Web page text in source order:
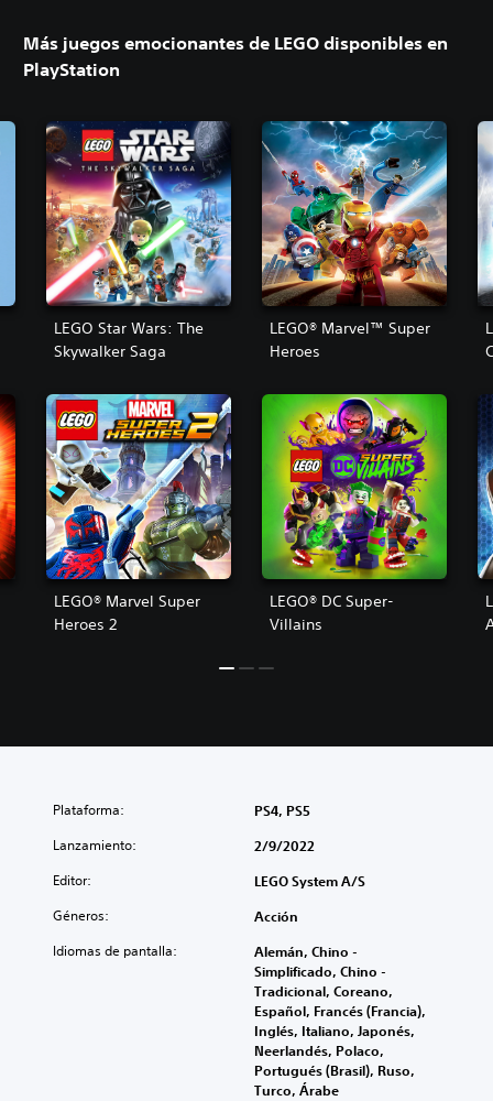
Más juegos emocionantes de LEGO disponibles en
PlayStation
LEGO Star Wars: The
Skywalker Saga
LEGO® Marvel™ Super
Heroes
LEGO® Marvel Super
Heroes 2
LEGO® DC Super-
Villains
Plataforma: PS4, PS5
Lanzamiento: 2/9/2022
Editor: LEGO System A/S
Géneros: Acción
Idiomas de pantalla:
Alemán, Chino -
Simplificado, Chino -
Tradicional, Coreano,
Español, Francés (Francia),
Inglés, Italiano, Japonés,
Neerlandés, Polaco,
Portugués (Brasil), Ruso,
Turco, Árabe